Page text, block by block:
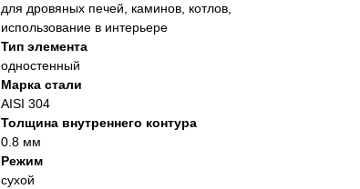
для дровяных печей, каминов, котлов,
использование в интерьере
Тип элемента
одностенный
Марка стали
AISI 304
Толщина внутреннего контура
0.8 мм
Режим
сухой